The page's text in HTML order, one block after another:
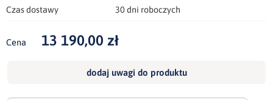
Czas dostawy 30 dni roboczych
Cena 13 190,00 zł
dodaj uwagi do produktu